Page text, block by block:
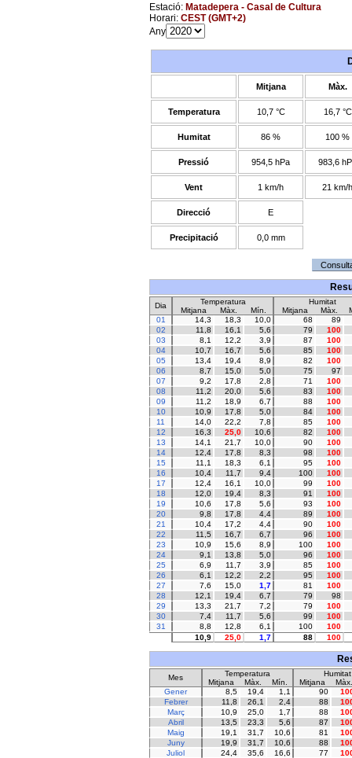
Estació: Matadepera - Casal de Cultura
Horari: CEST (GMT+2)
Any
Mitjana Màx.
Temperatura 10,7 °C 16,7 °C
Humitat 86 % 100 %
Pressió 954,5 hPa 983,6
Vent 1 km/h 21 km/h
Direcció E
Precipitació 0,0 mm
Dia Temperatura
Humitat
Mitjana
Màx. Mín. Mitjana Màx.
01
14,3 18,3 10,0 68
89
02
11,8 16,1 5,6 79
100
03
8,1 12,2 3,9 87
100
04
10,7 16,7 5,6 85
100
05
13,4 19,4 8,9 82
100
06
8,7 15,0 5,0 75
97
07
9,2 17,8 2,8 71
100
08
11,2 20,0 5,6 83
100
09
11,2 18,9 6,7 88
100
10
10,9 17,8 5,0 84
100
11
14,0 22,2 7,8 85
100
12
16,3 25,0 10,6 82
100
13
14,1 21,7 10,0 90
100
14
12,4 17,8 8,3 98
100
15
11,1 18,3 6,1 95
100
16
10,4 11,7 9,4 100
100
17
12,4 16,1 10,0 99
100
18
12,0 19,4 8,3 91
100
19
10,6 17,8 5,6 93
100
20
9,8 17,8 4,4 89
100
21
10,4 17,2 4,4 90
100
22
11,5 16,7 6,7 96
100
23
10,9 15,6 8,9 100
100
24
9,1 13,8 5,0 96
100
25
6,9 11,7 3,9 85
100
26
6,1 12,2 2,2 95
100
27
7,6 15,0 1,7 81
100
28
12,1 19,4 6,7 79
98
29
13,3 21,7 7,2 79
100
30
7,4 11,7 5,6 99
100
31
8,8 12,8 6,1 100
100
10,9
25,0 1,7 88 100
Mes Temperatura
Humitat
Mitjana
Màx. Mín. Mitjana
Màx.
Gener
8,5 19,4 1,1 90
Febrer
11,8 26,1 2,4 88
Març
10,9 25,0 1,7 88
Abril
13,5 23,3 5,6 87
Maig
19,1 31,7 10,6 81
Juny
19,9 31,7 10,6 88
Juliol
24,4 35,6 16,6 77